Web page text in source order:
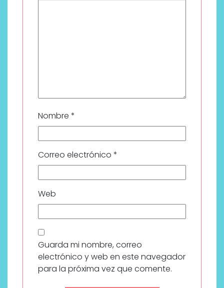
Nombre *
Correo electrónico *
Web
Guarda mi nombre, correo
electrónico y web en este navegador
para la próxima vez que comente.